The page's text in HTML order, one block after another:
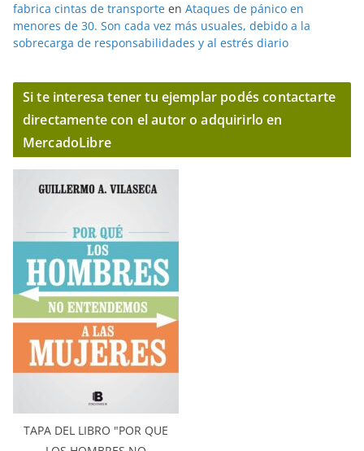
fabrica cintas de transporte en Ataques de pánico en
menores de 30. Son cada vez más usuales, debido a la
sobrecarga de responsabilidades y al estrés diario
Si te interesa tener tu ejemplar podés contactarte
directamente con el autor o adquirirlo en
MercadoLibre
TAPA DEL LIBRO "POR QUE